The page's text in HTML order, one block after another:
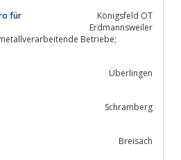
für
Königsfeld OT
Erdmannsweiler
Überlingen
Schramberg
Breisach